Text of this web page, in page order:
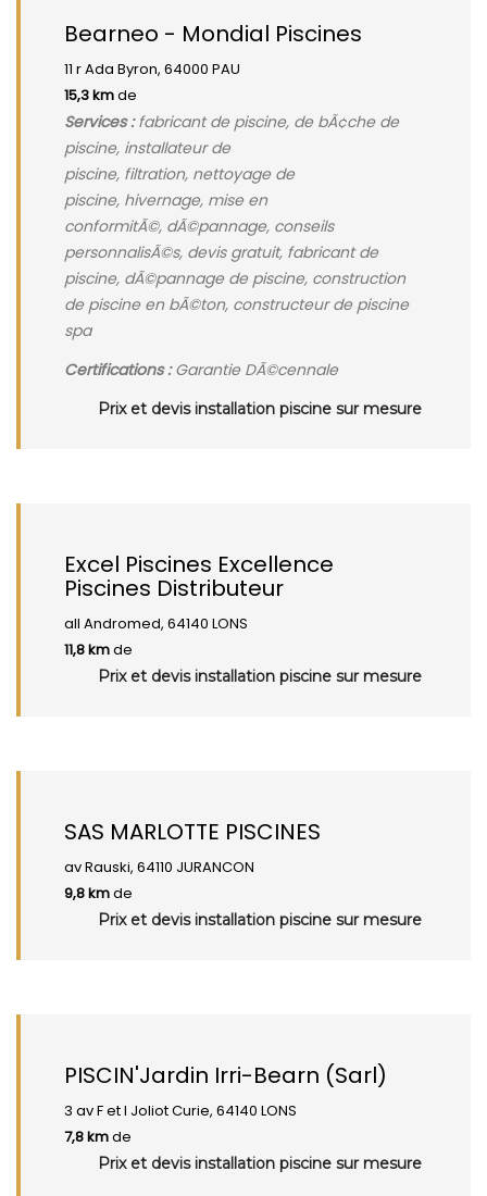
Bearneo - Mondial Piscines
11 r Ada Byron, 64000 PAU
15,3 kmde
Services :fabricant de piscine, de bÃ¢che de
piscine, installateur de
piscine, filtration, nettoyage de
piscine, hivernage, mise en
conformitÃ©, dÃ©pannage, conseils
personnalisÃ©s, devis gratuit, fabricant de
piscine, dÃ©pannage de piscine, construction
de piscine en bÃ©ton, constructeur de piscine
spa
Certifications :Garantie DÃ©cennale
Prix et devis installation piscine sur mesure
Excel Piscines Excellence
Piscines Distributeur
all Andromed, 64140 LONS
11,8 kmde
Prix et devis installation piscine sur mesure
SAS MARLOTTE PISCINES
av Rauski, 64110 JURANCON
9,8 kmde
Prix et devis installation piscine sur mesure
PISCIN'Jardin Irri-Bearn (Sarl)
3 av F et I Joliot Curie, 64140 LONS
7,8 kmde
Prix et devis installation piscine sur mesure